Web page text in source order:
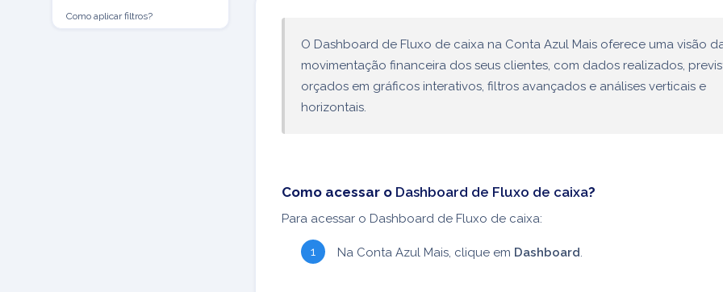
Como aplicar filtros?
O Dashboard de Fluxo de caixa na Conta Azul Mais oferece uma visão
movimentação financeira dos seus clientes, com dados realizados,
orçados em gráficos interativos, filtros avançados e análises verticais e
horizontais.
Como acessar o Dashboard de Fluxo de caixa?
Para acessar o Dashboard de Fluxo de caixa:
Na Conta Azul Mais, clique em Dashboard